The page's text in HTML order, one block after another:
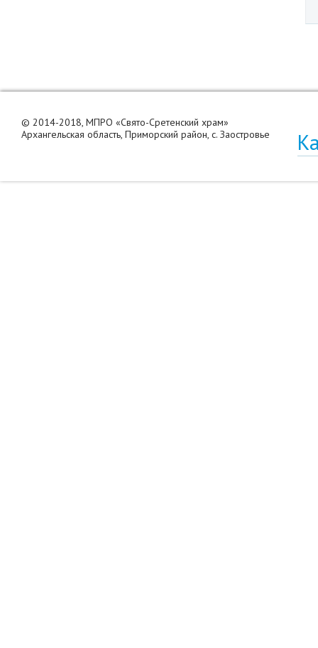
© 2014-2018, МПРО «Свято-Сретенский храм»
Архангельская область, Приморский район, с. Заостровье